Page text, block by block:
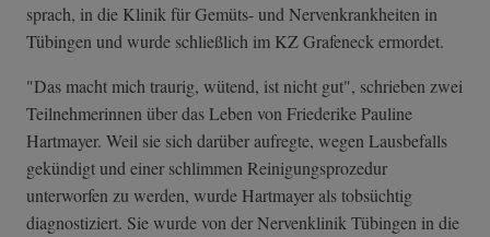
sprach, in die Klinik für Gemüts- und Nervenkrankheiten in
Tübingen und wurde schließlich im KZ Grafeneck ermordet.
"Das macht mich traurig, wütend, ist nicht gut", schrieben zwei
Teilnehmerinnen über das Leben von Friederike Pauline
Hartmayer. Weil sie sich darüber aufregte, wegen Lausbefalls
gekündigt und einer schlimmen Reinigungsprozedur
unterworfen zu werden, wurde Hartmayer als tobsüchtig
diagnostiziert. Sie wurde von der Nervenklinik Tübingen in die